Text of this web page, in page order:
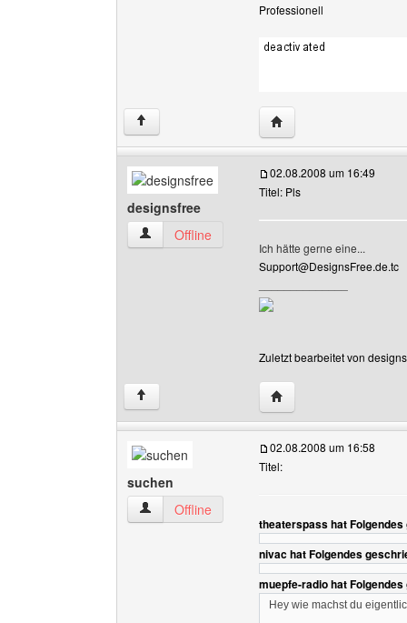
Professionell
↑ Website dieses
designsfree
designsfree Benutzer-Profile anzeigen
Offline
02.08.2008 um 16:49
Titel: Pls
Ich hätte gerne eine...
Support@DesignsFree.de.tc
Zuletzt bearbeitet von
↑ Website dieses
suchen
suchen Benutzer-Profile anzeigen
Offline
02.08.2008 um 16:58
Titel:
theaterspass hat
nivac hat Folgendes
muepfe-radio hat
Hey wie machst du